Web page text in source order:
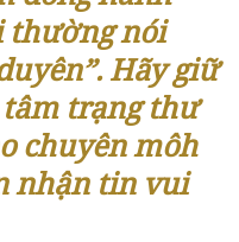
thường nói
Hãy giữ
trạng thư
chuyên môh
nhận tin vui